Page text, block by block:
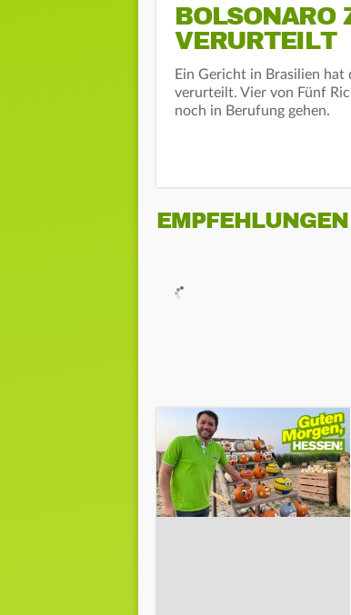
BOLSONARO
VERURTEILT
Ein Gericht in Brasilien hat
verurteilt. Vier von Fünf
noch in Berufung gehen.
EMPFEHLUNGEN